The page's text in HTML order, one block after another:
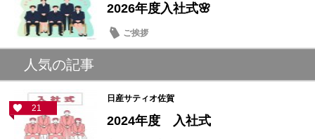
2026年度入社式🌸
ご挨拶
人気の記事
21
日産サティオ佐賀
2024年度 入社式